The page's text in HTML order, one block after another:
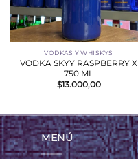
VODKAS Y WHISKYS
VODKA SKYY RASPBERRY X
750 ML
$13.000,00
MENÚ